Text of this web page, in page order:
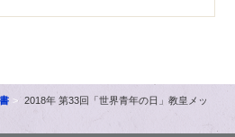
2018年 第33回「世界青年の日」教皇メッ